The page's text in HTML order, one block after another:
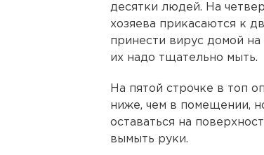
десятки людей. На
хозяева прикасаются к
принести вирус домой
их надо тщательно мыть.
На пятой строчке в топ
ниже, чем в помещении,
оставаться на
вымыть руки.